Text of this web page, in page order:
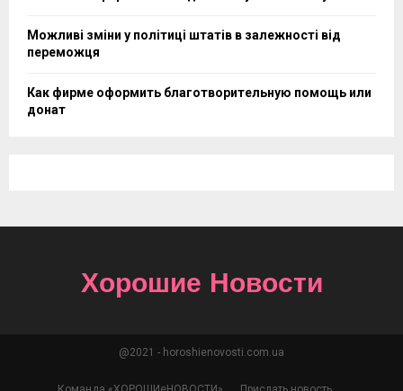
Можливі зміни у політиці штатів в залежності від
переможця
Как фирме оформить благотворительную помощь или
донат
Хорошие Новости
@2021 - horoshienovosti.com.ua